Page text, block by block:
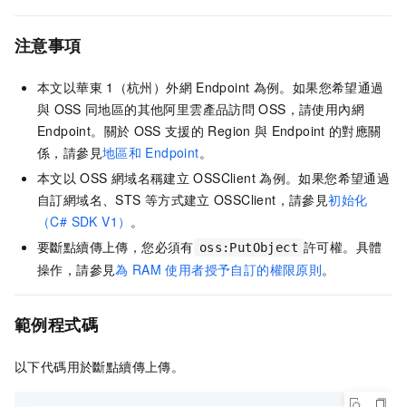
注意事項
本文以華東 1（杭州）外網 Endpoint 為例。如果您希望通過
與 OSS 同地區的其他阿里雲產品訪問 OSS，請使用內網
Endpoint。關於 OSS 支援的 Region 與 Endpoint 的對應關
係，請參見地區和 Endpoint。
本文以 OSS 網域名稱建立 OSSClient 為例。如果您希望通過
自訂網域名、STS 等方式建立 OSSClient，請參見初始化
（C# SDK V1） 。
要斷點續傳上傳，您必須有 oss:PutObject 許可權。具體
操作，請參見為 RAM 使用者授予自訂的權限原則。
範例程式碼
以下代碼用於斷點續傳上傳。